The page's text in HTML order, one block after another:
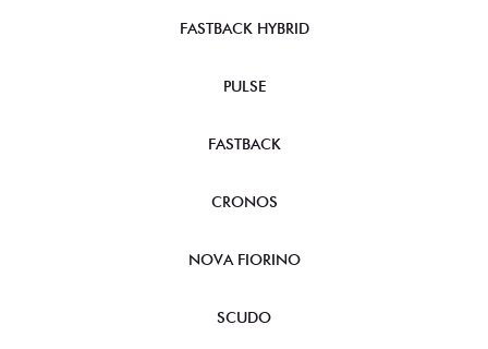
FASTBACK HYBRID
PULSE
FASTBACK
CRONOS
NOVA FIORINO
SCUDO